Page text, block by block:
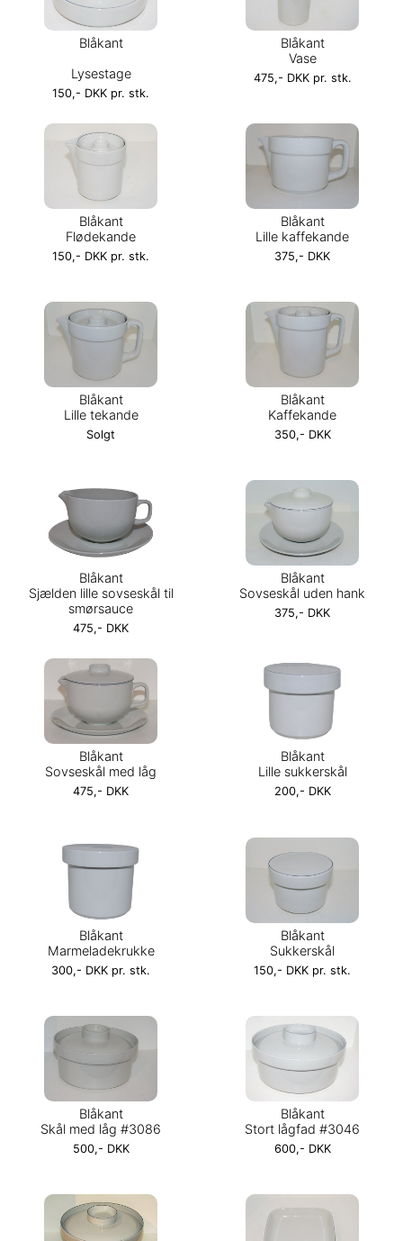
Blåkant
Lysestage
150,- DKK pr. stk.
Blåkant
Vase
475,- DKK pr. stk.
Blåkant
Flødekande
150,- DKK pr. stk.
Blåkant
Lille kaffekande
375,- DKK
Blåkant
Lille tekande
Solgt
Blåkant
Kaffekande
350,- DKK
Blåkant
Sjælden lille sovseskål til
smørsauce
475,- DKK
Blåkant
Sovseskål uden hank
375,- DKK
Blåkant
Sovseskål med låg
475,- DKK
Blåkant
Lille sukkerskål
200,- DKK
Blåkant
Marmeladekrukke
300,- DKK pr. stk.
Blåkant
Sukkerskål
150,- DKK pr. stk.
Blåkant
Skål med låg #3086
500,- DKK
Blåkant
Stort lågfad #3046
600,- DKK